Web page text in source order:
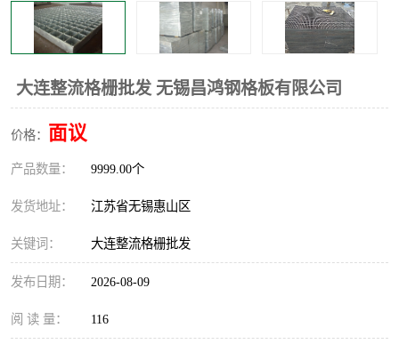
大连整流格栅批发 无锡昌鸿钢格板有限公司
价格： 面议
产品数量： 9999.00个
发货地址： 江苏省无锡惠山区
关键词： 大连整流格栅批发
发布日期： 2026-08-09
阅 读 量： 116